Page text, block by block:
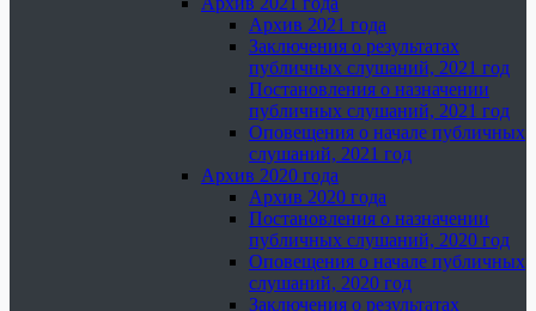
Архив 2021 года
Заключения о результатах
публичных слушаний, 2021 год
Постановления о назначении
публичных слушаний, 2021 год
Оповещения о начале публичных
слушаний, 2021 год
Архив 2020 года
Архив 2020 года
Постановления о назначении
публичных слушаний, 2020 год
Оповещения о начале публичных
слушаний, 2020 год
Заключения о результатах